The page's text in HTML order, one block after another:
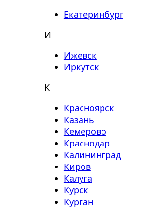
Екатеринбург
И
Ижевск
Иркутск
К
Красноярск
Казань
Кемерово
Краснодар
Калининград
Киров
Калуга
Курск
Курган